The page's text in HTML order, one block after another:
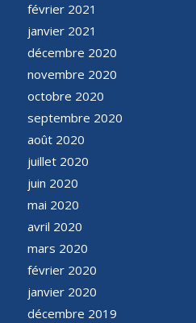
février 2021
janvier 2021
décembre 2020
novembre 2020
octobre 2020
septembre 2020
août 2020
juillet 2020
juin 2020
mai 2020
avril 2020
mars 2020
février 2020
janvier 2020
décembre 2019